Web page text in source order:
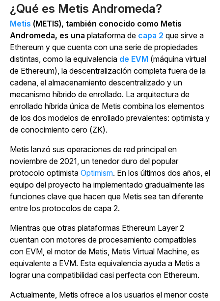
¿Qué es Metis Andromeda?
Metis (METIS), también conocido como Metis
Andromeda, es una plataforma de capa 2 que sirve a
Ethereum y que cuenta con una serie de propiedades
distintas, como la equivalencia de EVM (máquina virtual
de Ethereum), la descentralización completa fuera de la
cadena, el almacenamiento descentralizado y un
mecanismo híbrido de enrollado. La arquitectura de
enrollado híbrida única de Metis combina los elementos
de los dos modelos de enrollado prevalentes: optimista y
de conocimiento cero (ZK).
Metis lanzó sus operaciones de red principal en
noviembre de 2021, un tenedor duro del popular
protocolo optimista Optimism. En los últimos dos años, el
equipo del proyecto ha implementado gradualmente las
funciones clave que hacen que Metis sea tan diferente
entre los protocolos de capa 2.
Mientras que otras plataformas Ethereum Layer 2
cuentan con motores de procesamiento compatibles
con EVM, el motor de Metis, Metis Virtual Machine, es
equivalente a EVM. Esta equivalencia ayuda a Metis a
lograr una compatibilidad casi perfecta con Ethereum.
Actualmente, Metis ofrece a los usuarios el menor coste